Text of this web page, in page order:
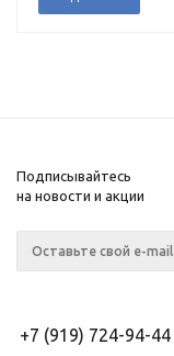
Подписывайтесь
на новости и акции
+7 (919) 724-94-44